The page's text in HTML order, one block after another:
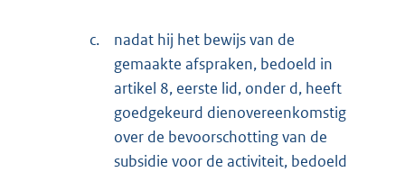
c.
nadat hij het bewijs van de
gemaakte afspraken, bedoeld in
artikel 8, eerste lid, onder d, heeft
goedgekeurd dienovereenkomstig
over de bevoorschotting van de
subsidie voor de activiteit, bedoeld